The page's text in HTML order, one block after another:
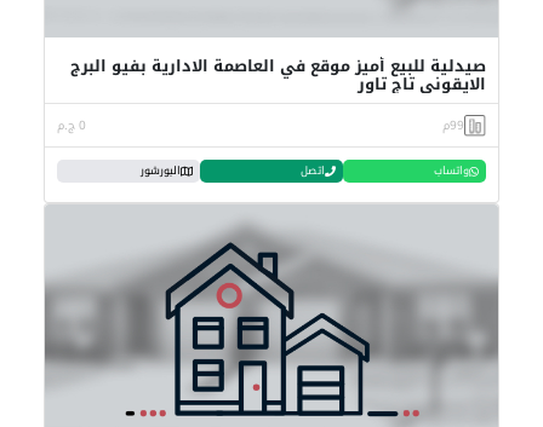
صيدلية للبيع أميز موقع في العاصمة الادارية بفيو البرج
الايقوني تاج تاور
99م 0 ج.م
واتساب اتصل البورشور